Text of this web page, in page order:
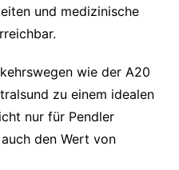
und medizinische
wie der A20
zu einem idealen
nur für Pendler
den Wert von